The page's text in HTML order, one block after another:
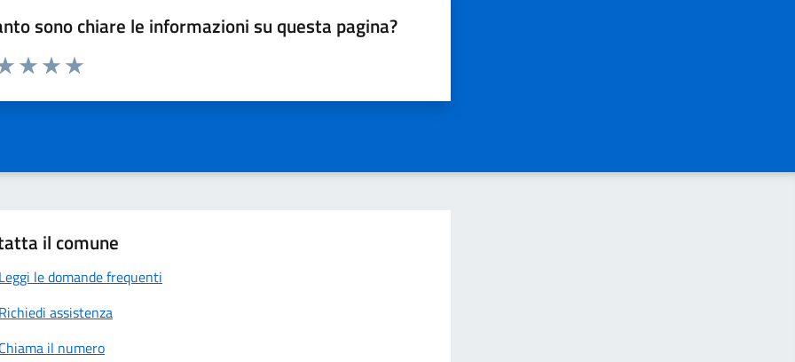
sono chiare le informazioni su questa pagina?
da 1 a 5 stelle la pagina
il comune
Leggi le domande frequenti
Richiedi assistenza
Chiama il numero